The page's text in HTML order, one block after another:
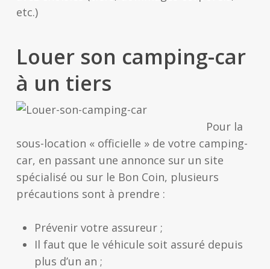
etc.)
Louer son camping-car
à un tiers
Pour la
sous-location « officielle » de votre camping-
car, en passant une annonce sur un site
spécialisé ou sur le Bon Coin, plusieurs
précautions sont à prendre :
Prévenir votre assureur ;
Il faut que le véhicule soit assuré depuis
plus d’un an ;